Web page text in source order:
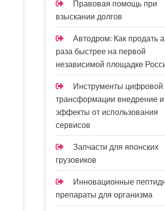
Правовая помощь при
взыскании долгов
Автодром: Как продать
раза быстрее на первой
независимой площадке
Инструменты цифровой
трансформации внедрение и
эффекты от использования
сервисов
Запчасти для японских
грузовиков
Инновационные
препараты для организма